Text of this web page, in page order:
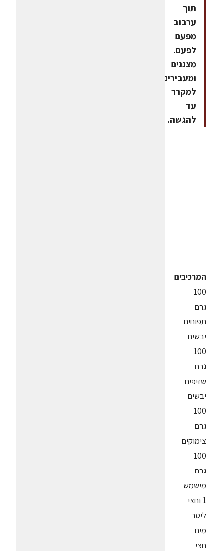
תוך
ערבוב
מפעם
לפעם.
מצננים
ומעבירים
למקרר
עד
להגשה.
המרכיבים
100
גרם
תפוחים
יבשים
100
גרם
שזיפים
יבשים
100
גרם
צימוקים
100
גרם
מישמש
1 וחצי
ליטר
מים
חצי